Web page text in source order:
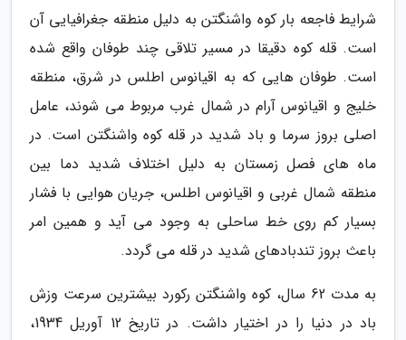
شرایط فاجعه بار کوه واشنگتن به دلیل منطقه جغرافیایی آن
است. قله کوه دقیقا در مسیر تلاقی چند طوفان واقع شده
است. طوفان هایی که به اقیانوس اطلس در شرق، منطقه
خلیج و اقیانوس آرام در شمال غرب مربوط می شوند، عامل
اصلی بروز سرما و باد شدید در قله کوه واشنگتن است. در
ماه های فصل زمستان به دلیل اختلاف شدید دما بین
منطقه شمال غربی و اقیانوس اطلس، جریان هوایی با فشار
بسیار کم روی خط ساحلی به وجود می آید و همین امر
باعث بروز تندبادهای شدید در قله می گردد.
به مدت 62 سال، کوه واشنگتن رکورد بیشترین سرعت وزش
باد در دنیا را در اختیار داشت. در تاریخ 12 آوریل 1934،